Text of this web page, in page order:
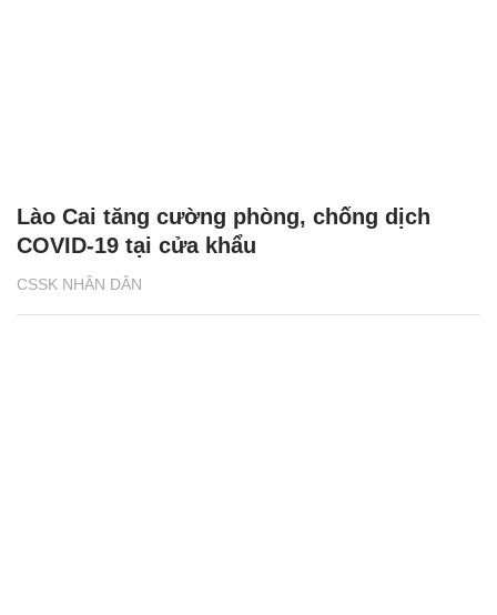
CSSK NHÂN DÂN
Lào Cai tăng cường phòng, chống dịch
COVID-19 tại cửa khẩu